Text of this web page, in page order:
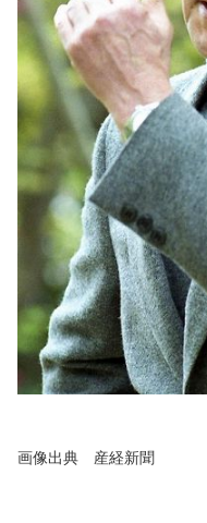
画像出典 産経新聞